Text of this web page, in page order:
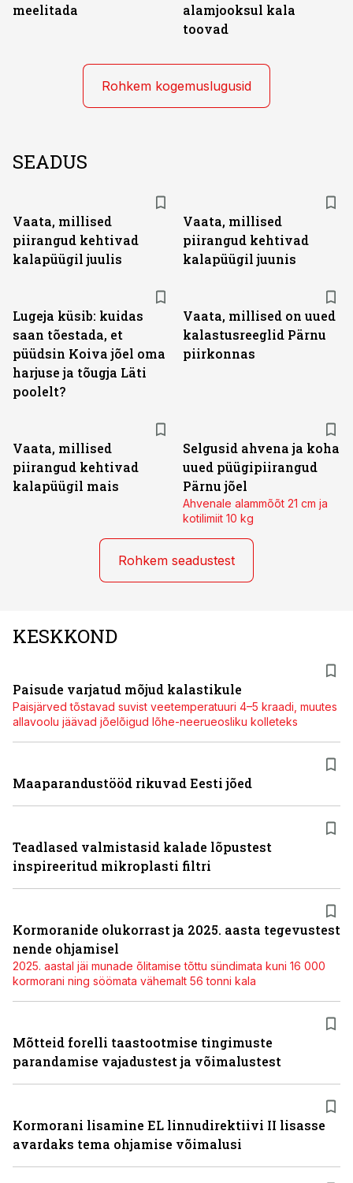
meelitada
alamjooksul kala
toovad
Rohkem kogemuslugusid
SEADUS
Vaata, millised
piirangud kehtivad
kalapüügil juulis
Vaata, millised
piirangud kehtivad
kalapüügil juunis
Lugeja küsib: kuidas
saan tõestada, et
püüdsin Koiva jõel oma
harjuse ja tõugja Läti
poolelt?
Vaata, millised on uued
kalastusreeglid Pärnu
piirkonnas
Vaata, millised
piirangud kehtivad
kalapüügil mais
Selgusid ahvena ja koha
uued püügipiirangud
Pärnu jõel
Ahvenale alammõõt 21 cm ja
kotilimiit 10 kg
Rohkem seadustest
KESKKOND
Paisude varjatud mõjud kalastikule
Paisjärved tõstavad suvist veetemperatuuri 4–5 kraadi, muutes
allavoolu jäävad jõelõigud lõhe-neerueosliku kolleteks
Maaparandustööd rikuvad Eesti jõed
Teadlased valmistasid kalade lõpustest
inspireeritud mikroplasti filtri
Kormoranide olukorrast ja 2025. aasta tegevustest
nende ohjamisel
2025. aastal jäi munade õlitamise tõttu sündimata kuni 16 000
kormorani ning söömata vähemalt 56 tonni kala
Mõtteid forelli taastootmise tingimuste
parandamise vajadustest ja võimalustest
Kormorani lisamine EL linnudirektiivi II lisasse
avardaks tema ohjamise võimalusi